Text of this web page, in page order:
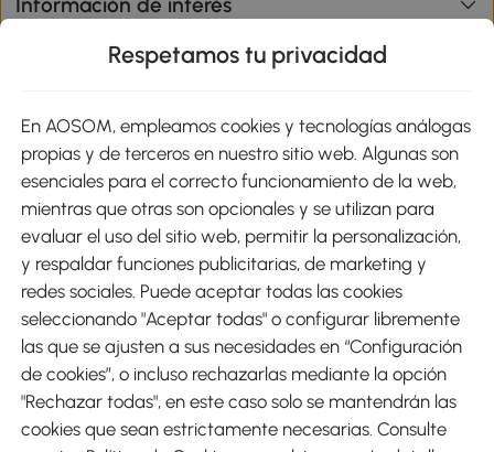
Métodos de Pago
Envíos
Descargar Aosom App
Respetamos tu privacidad
En AOSOM, empleamos cookies y tecnologías análogas
propias y de terceros en nuestro sitio web. Algunas son
esenciales para el correcto funcionamiento de la web,
mientras que otras son opcionales y se utilizan para
evaluar el uso del sitio web, permitir la personalización,
y respaldar funciones publicitarias, de marketing y
redes sociales. Puede aceptar todas las cookies
seleccionando "Aceptar todas" o configurar libremente
las que se ajusten a sus necesidades en “Configuración
de cookies”, o incluso rechazarlas mediante la opción
"Rechazar todas", en este caso solo se mantendrán las
cookies que sean estrictamente necesarias. Consulte